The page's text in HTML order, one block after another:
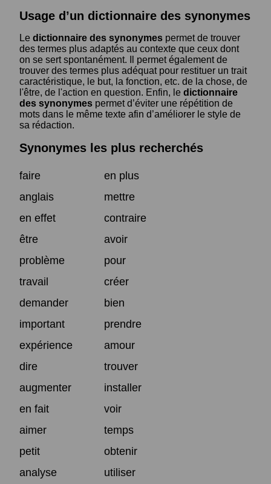
Usage d’un dictionnaire des synonymes
Le dictionnaire des synonymes permet de trouver
des termes plus adaptés au contexte que ceux dont
on se sert spontanément. Il permet également de
trouver des termes plus adéquat pour restituer un trait
caractéristique, le but, la fonction, etc. de la chose, de
l'être, de l'action en question. Enfin, le dictionnaire
des synonymes permet d’éviter une répétition de
mots dans le même texte afin d’améliorer le style de
sa rédaction.
Synonymes les plus recherchés
faire
en plus
anglais
mettre
en effet
contraire
être
avoir
problème
pour
travail
créer
demander
bien
important
prendre
expérience
amour
dire
trouver
augmenter
installer
en fait
voir
aimer
temps
petit
obtenir
analyse
utiliser